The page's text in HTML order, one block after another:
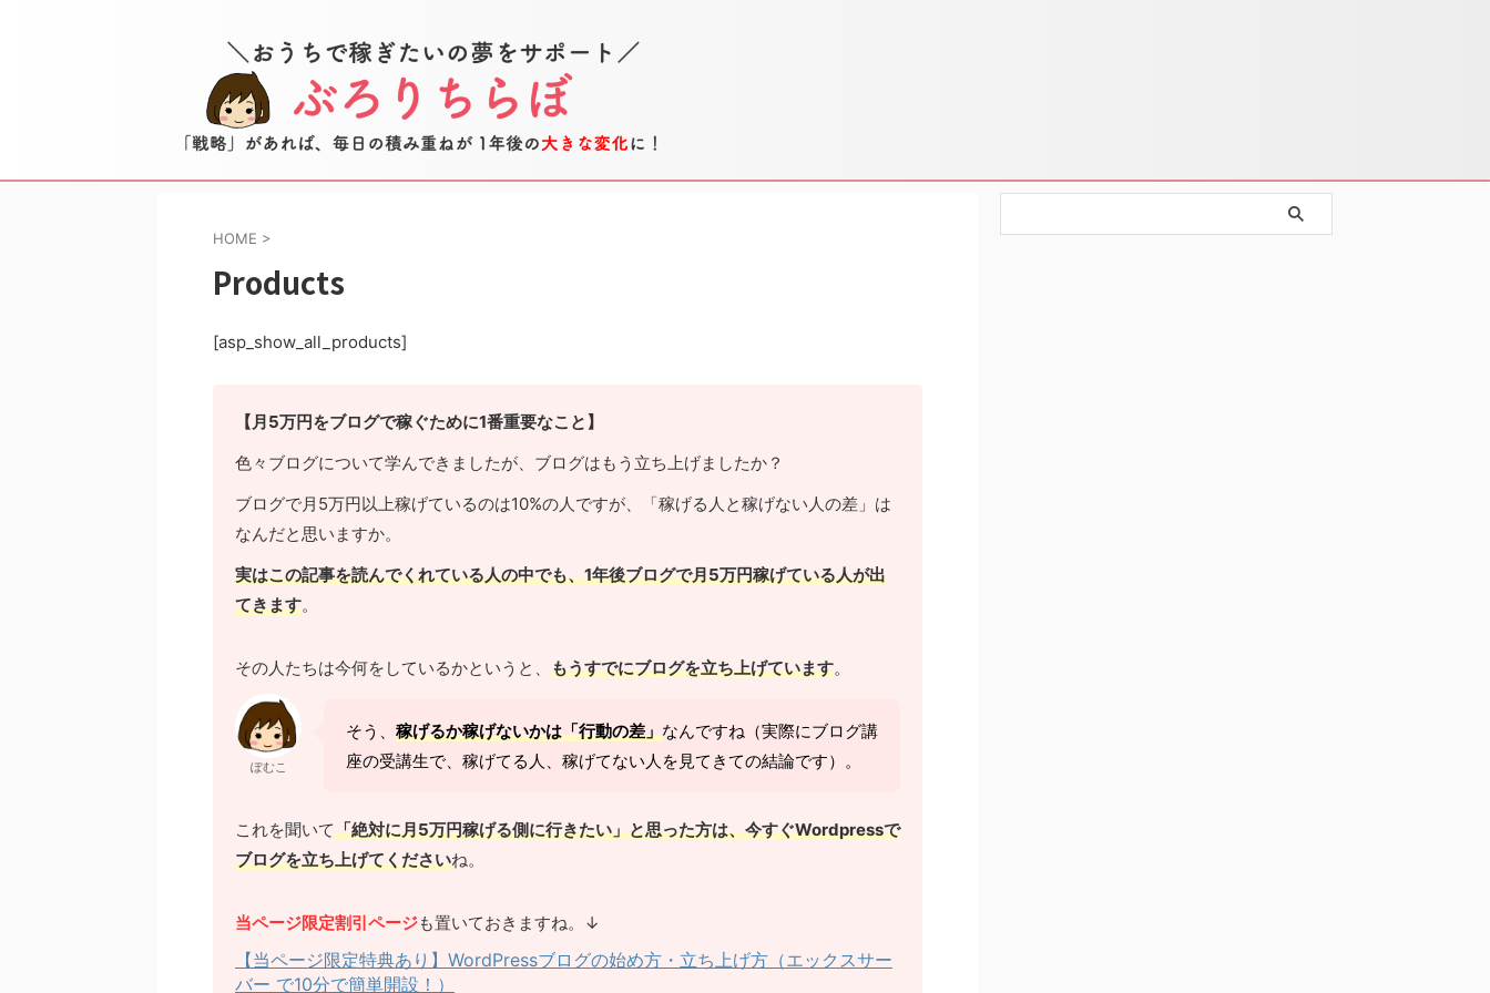
HOME >
Products
[asp_show_all_products]
【月5万円をブログで稼ぐために1番重要なこと】
色々ブログについて学んできましたが、ブログはもう立ち上げましたか？
ブログで月5万円以上稼げているのは10%の人ですが、「稼げる人と稼げない人の差」は
なんだと思いますか。
実はこの記事を読んでくれている人の中でも、1年後ブログで月5万円稼げている人が出
てきます。
その人たちは今何をしているかというと、 もうすでにブログを立ち上げています。
ぽむこ
そう、 稼げるか稼げないかは「行動の差」なんですね（実際にブログ講
座の受講生で、稼げてる人、稼げてない人を見てきての結論です）。
これを聞いて「絶対に月5万円稼げる側に行きたい」と思った方は、今すぐWordpressで
ブログを立ち上げてくださいね。
当ページ限定割引ページも置いておきますね。↓
【当ページ限定特典あり】WordPressブログの始め方・立ち上げ方（エックスサー
バー で10分で簡単開設！）